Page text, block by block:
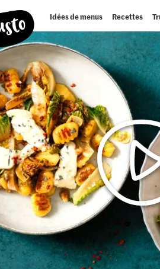
Idées de menus Recettes